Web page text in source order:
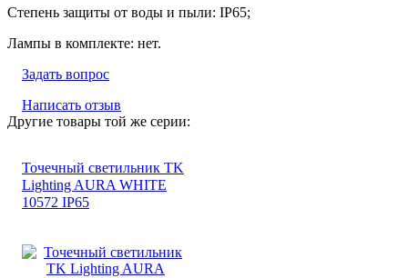
Степень защиты от воды и пыли: ІР65;
Лампы в комплекте: нет.
Задать вопрос
Написать отзыв
Другие товары той же серии:
Точечный светильник TK
Lighting AURA WHITE
10572 ІР65